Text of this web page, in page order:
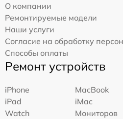
О компании
Ремонтируемые модели
Наши услуги
Согласие на обработку
Способы оплаты
Ремонт устройств
iPhone
MacBook
iPad
iMac
Watch
Мониторов